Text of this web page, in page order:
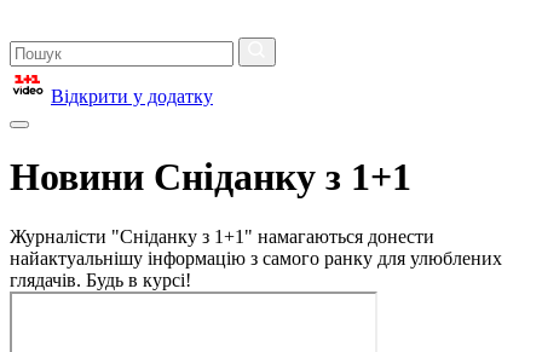
Відкрити у додатку
Новини Сніданку з 1+1
Журналісти "Сніданку з 1+1" намагаються донести
найактуальнішу інформацію з самого ранку для улюблених
глядачів. Будь в курсі!